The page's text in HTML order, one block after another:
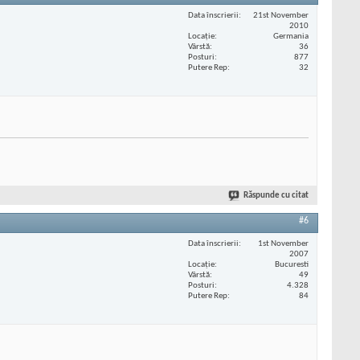
Data înscrierii
21st November
2010
Locaţie
Germania
Vârstă
36
Posturi
877
Putere Rep
32
Răspunde cu citat
#6
Data înscrierii
1st November
2007
Locaţie
Bucuresti
Vârstă
49
Posturi
4.328
Putere Rep
84